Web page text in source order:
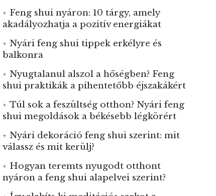
Feng shui nyáron: 10 tárgy, amely
akadályozhatja a pozitív energiákat
Nyári feng shui tippek erkélyre és
balkonra
Nyugtalanul alszol a hőségben? Feng
shui praktikák a pihentetőbb éjszakákért
Túl sok a feszültség otthon? Nyári feng
shui megoldások a békésebb légkörért
Nyári dekoráció feng shui szerint: mit
válassz és mit kerülj?
Hogyan teremts nyugodt otthont
nyáron a feng shui alapelvei szerint?